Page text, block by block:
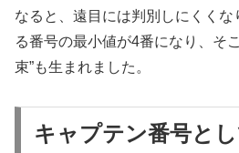
なると、遠目には判別しにくくな
る番号の最小値が4番になり、そ
束”も生まれました。
キャプテン番号と